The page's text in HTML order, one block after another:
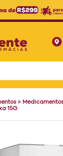
> Medicamentos
15G